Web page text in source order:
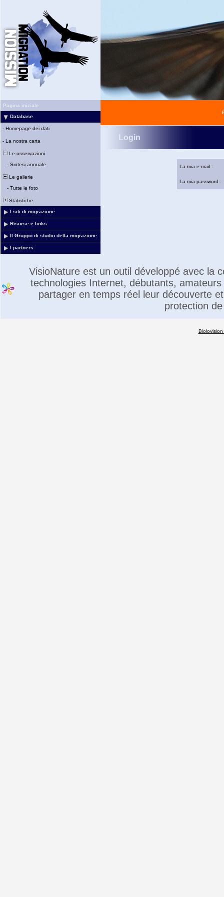
Pagina iniziale
Database
- Homepage dei dati
- La nostra carta
Le osservazioni
- Sintesi annuale
Le gallerie
- Tutte le foto
Statistiche
I siti di migrazione
Risorse e links
Il Gruppo di studio della migrazione
I partners
Login
La mia e-mail :
La mia password :
VisioNature est un outil développé avec la
technologies Internet, débutants,
partager en temps réel leur découverte
protection
Biolovision